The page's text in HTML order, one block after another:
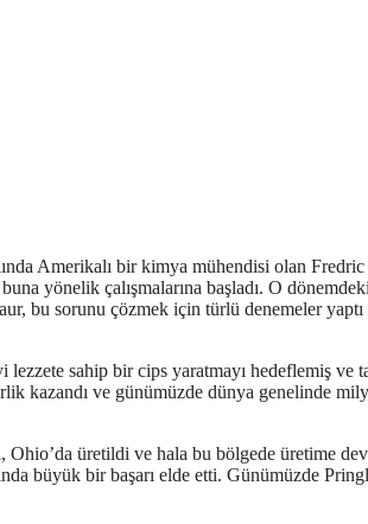
Amerikalı bir kimya mühendisi olan
yönelik çalışmalarına başladı. O
bu sorunu çözmek için türlü denemeler yaptı
lezzete sahip bir cips yaratmayı hedeflemiş ve
kazandı ve günümüzde dünya genelinde
üretildi ve hala bu bölgede üretime
büyük bir başarı elde etti. Günümüzde